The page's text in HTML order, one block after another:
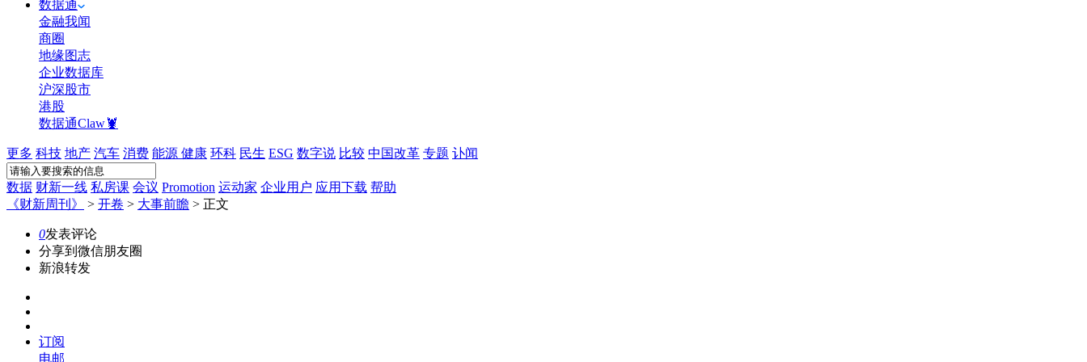
数据通
金融我闻
商圈
地缘图志
企业数据库
沪深股市
港股
数据通Claw🦞
更多 科技 地产 汽车 消费 能源 健康 环科 民生 ESG 数字说 比较 中国改革 专题 讣闻
数据 财新一线 私房课 会议 Promotion 运动家 企业用户 应用下载 帮助
《财新周刊》
> 开卷 > 大事前瞻 > 正文
0发表评论
分享到微信朋友圈
新浪转发
订阅
电邮